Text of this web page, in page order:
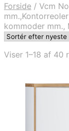
Forside / Vcm
kommoder
Viser 1–18 af 40